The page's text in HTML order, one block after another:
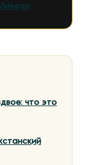
Telegram
что это